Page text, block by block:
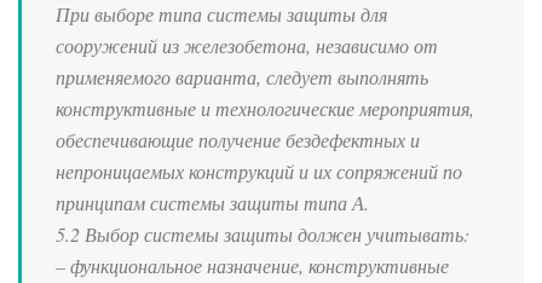
При выборе типа системы защиты для
сооружений из железобетона, независимо от
применяемого варианта, следует выполнять
конструктивные и технологические мероприятия,
обеспечивающие получение бездефектных и
непроницаемых конструкций и их сопряжений по
принципам системы защиты типа А.
5.2 Выбор системы защиты должен учитывать:
– функциональное назначение, конструктивные